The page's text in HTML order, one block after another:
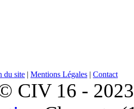
du site | Mentions Légales | Contact
CIV 16 -